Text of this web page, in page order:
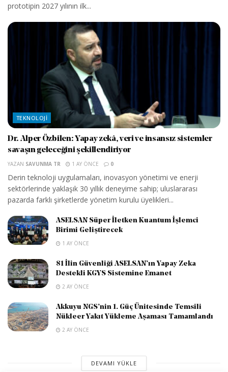
prototipin 2027 yılının ilk...
TEKNOLOJI
Dr. Alper Özbilen: Yapay zekâ, veri ve insansız sistemler
savaşın geleceğini şekillendiriyor
YAZAN SAVUNMA TR 1 AY ÖNCE 0
Derin teknoloji uygulamaları, inovasyon yönetimi ve enerji
sektörlerinde yaklaşık 30 yıllık deneyime sahip; uluslararası
pazarda farklı şirketlerde yönetim kurulu üyelikleri...
ASELSAN Süper İletken Kuantum İşlemci
Birimi Geliştirecek
1 AY ÖNCE
81 İlin Güvenliği ASELSAN’ın Yapay Zeka
Destekli KGYS Sistemine Emanet
2 AY ÖNCE
Akkuyu NGS’nin 1. Güç Ünitesinde Temsili
Nükleer Yakıt Yükleme Aşaması Tamamlandı
2 AY ÖNCE
DEVAMI YÜKLE